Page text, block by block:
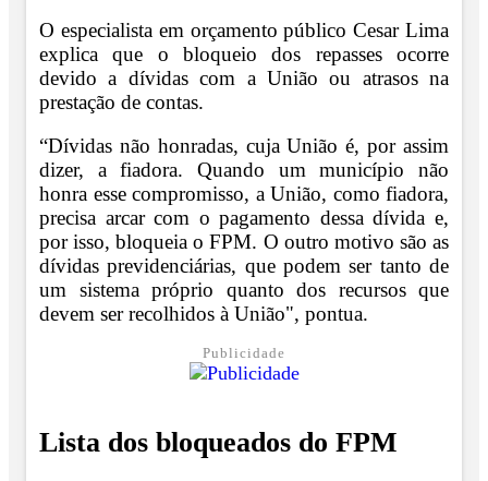
O especialista em orçamento público Cesar Lima
explica que o bloqueio dos repasses ocorre
devido a dívidas com a União ou atrasos na
prestação de contas.
“Dívidas não honradas, cuja União é, por assim
dizer, a fiadora. Quando um município não
honra esse compromisso, a União, como fiadora,
precisa arcar com o pagamento dessa dívida e,
por isso, bloqueia o FPM. O outro motivo são as
dívidas previdenciárias, que podem ser tanto de
um sistema próprio quanto dos recursos que
devem ser recolhidos à União", pontua.
Publicidade
Lista dos bloqueados do FPM